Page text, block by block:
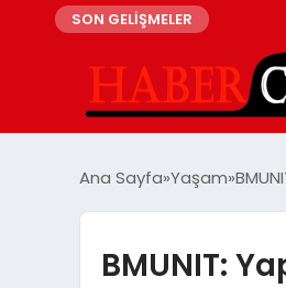
SON GELİŞMELER
Ana Sayfa Yaşam
BMUNIT: